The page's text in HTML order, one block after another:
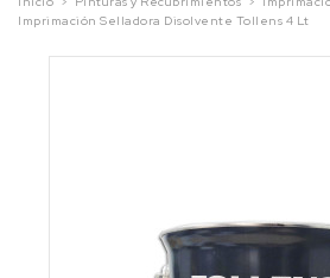
Imprimación Selladora Disolvente Tollens 4 Lt